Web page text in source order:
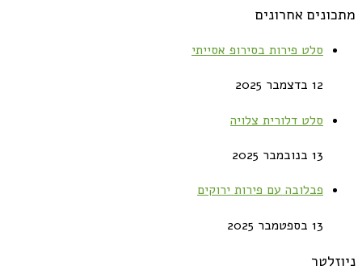
מתכונים אחרונים
סלט פירות בסירופ אסייתי
12 בדצמבר 2025
סלט דלורית צלויה
13 בנובמבר 2025
פבלובה עם פירות ירוקים
13 בספטמבר 2025
ניוזלטר